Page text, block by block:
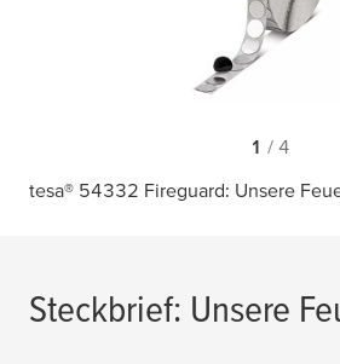
1 / 4
tesa® 54332 Fireguard: Unsere
Steckbrief: Unsere